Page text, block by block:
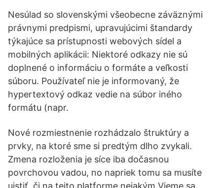
Nesúlad so slovenskými všeobecne záväznými
právnymi predpismi, upravujúcimi štandardy
týkajúce sa prístupnosti webových sídel a
mobilných aplikácii: Niektoré odkazy nie sú
doplnené o informáciu o formáte a veľkosti
súboru. Používateľ nie je informovaný, že
hypertextový odkaz vedie na súbor iného
formátu (napr.
Nové rozmiestnenie rozhádzalo štruktúry a
prvky, na ktoré sme si predtým dlho zvykali.
Zmena rozloženia je síce iba dočasnou
povrchovou vadou, no napriek tomu sa musíte
uistiť, či na tejto platforme nejakým Vieme sa